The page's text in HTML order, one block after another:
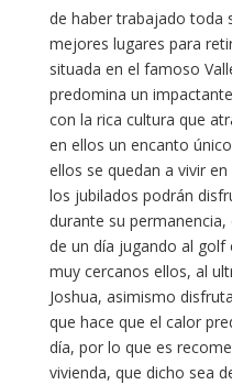
de haber trabajado toda
mejores lugares para
situada en el famoso
predomina un
con la rica cultura que
en ellos un encanto
ellos se quedan a vivir
los jubilados podrán
durante su
de un día jugando al
muy cercanos ellos, al
Joshua, asimismo
que hace que el calor
día, por lo que es
vivienda, que dicho sea